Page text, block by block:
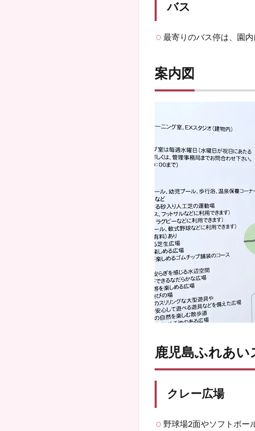
バス
最寄りのバス停は、園
案内図
鹿児島ふれあ
クレー広場
野球場2面やソフトボー